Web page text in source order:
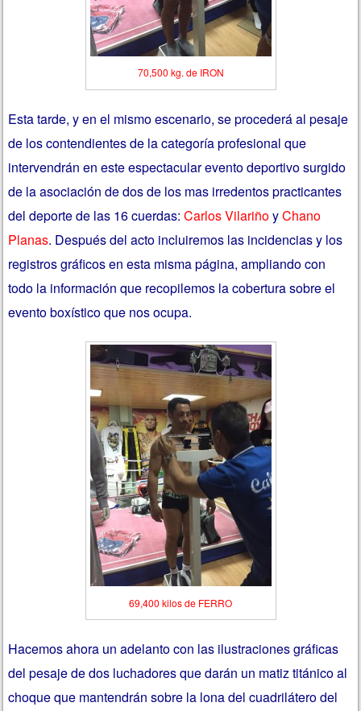
70,500 kg. de IRON
Esta tarde, y en el mismo escenario, se procederá al pesaje
de los contendientes de la categoría profesional que
intervendrán en este espectacular evento deportivo surgido
de la asociación de dos de los mas irredentos practicantes
del deporte de las 16 cuerdas:Carlos VilariñoyChano
Planas. Después del acto incluiremos las incidencias y los
registros gráficos en esta misma página, ampliando con
todo la información que recopilemos la cobertura sobre el
evento boxístico que nos ocupa.
69,400 kilos de FERRO
Hacemos ahora un adelanto con las ilustraciones gráficas
del pesaje de dos luchadores que darán un matiz titánico al
choque que mantendrán sobre la lona del cuadrilátero del